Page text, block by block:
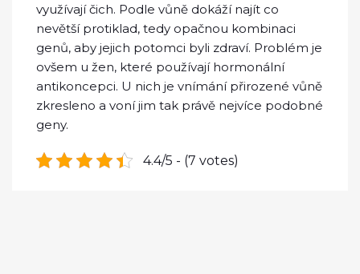
využívají čich. Podle vůně dokáží najít co
nevětší protiklad, tedy opačnou kombinaci
genů, aby jejich potomci byli zdraví. Problém je
ovšem u žen, které používají hormonální
antikoncepci. U nich je vnímání přirozené vůně
zkresleno a voní jim tak právě nejvíce podobné
geny.
4.4/5 - (7 votes)